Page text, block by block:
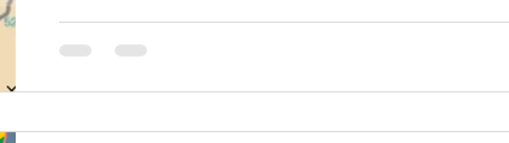
estrechamiento de las acciones conjuntas fortalece
significativamente el esfuerzo bélico de Moscú. Los